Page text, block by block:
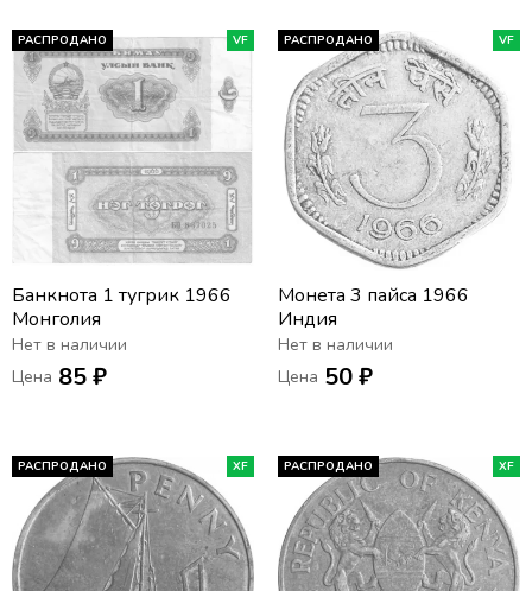
РАСПРОДАНО VF
Банкнота 1 тугрик 1966
Монголия
Нет в наличии
Цена 85 ₽
РАСПРОДАНО VF
Монета 3 пайса 1966
Индия
Нет в наличии
Цена 50 ₽
РАСПРОДАНО XF РАСПРОДАНО XF